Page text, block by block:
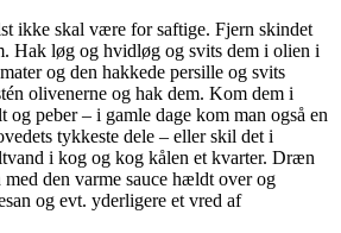
ikke skal være for saftige. Fjern skindet
Hak løg og hvidløg og svits dem i olien i
og den hakkede persille og svits
olivenerne og hak dem. Kom dem i
og peber – i gamle dage kom man også en
tykkeste dele – eller skil det i
i kog og kog kålen et kvarter. Dræn
med den varme sauce hældt over og
og evt. yderligere et vred af